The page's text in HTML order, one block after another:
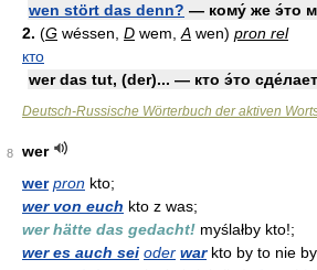
wen stört das denn? — кому́ же э́то
2. (G wéssen, D wem, A wen) pron rel
кто
wer das tut, (der)... — кто э́то
Deutsch-Russische Wörterbuch der aktiven
8
wer
wer pron kto;
wer von euch kto z was;
wer hätte das gedacht! myślałby kto!;
wer es auch sei oder warkto by to nie